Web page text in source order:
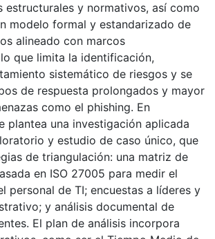
estructurales y normativos, así como
modelo formal y estandarizado de
alineado con marcos
que limita la identificación,
sistemático de riesgos y se
de respuesta prolongados y mayor
como el phishing. En
plantea una investigación aplicada
y estudio de caso único, que
de triangulación: una matriz de
en ISO 27005 para medir el
personal de TI; encuestas a líderes y
y análisis documental de
El plan de análisis incorpora